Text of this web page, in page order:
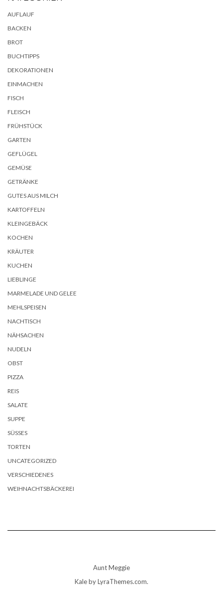
AUFLAUF
BACKEN
BROT
BUCHTIPPS
DEKORATIONEN
EINMACHEN
FISCH
FLEISCH
FRÜHSTÜCK
GARTEN
GEFLÜGEL
GEMÜSE
GETRÄNKE
GUTES AUS MILCH
KARTOFFELN
KLEINGEBÄCK
KOCHEN
KRÄUTER
KUCHEN
LIEBLINGE
MARMELADE UND GELEE
MEHLSPEISEN
NACHTISCH
NÄHSACHEN
NUDELN
OBST
PIZZA
REIS
SALATE
SUPPE
SÜSSES
TORTEN
UNCATEGORIZED
VERSCHIEDENES
WEIHNACHTSBÄCKEREI
Aunt Meggie
Kaleby LyraThemes.com.